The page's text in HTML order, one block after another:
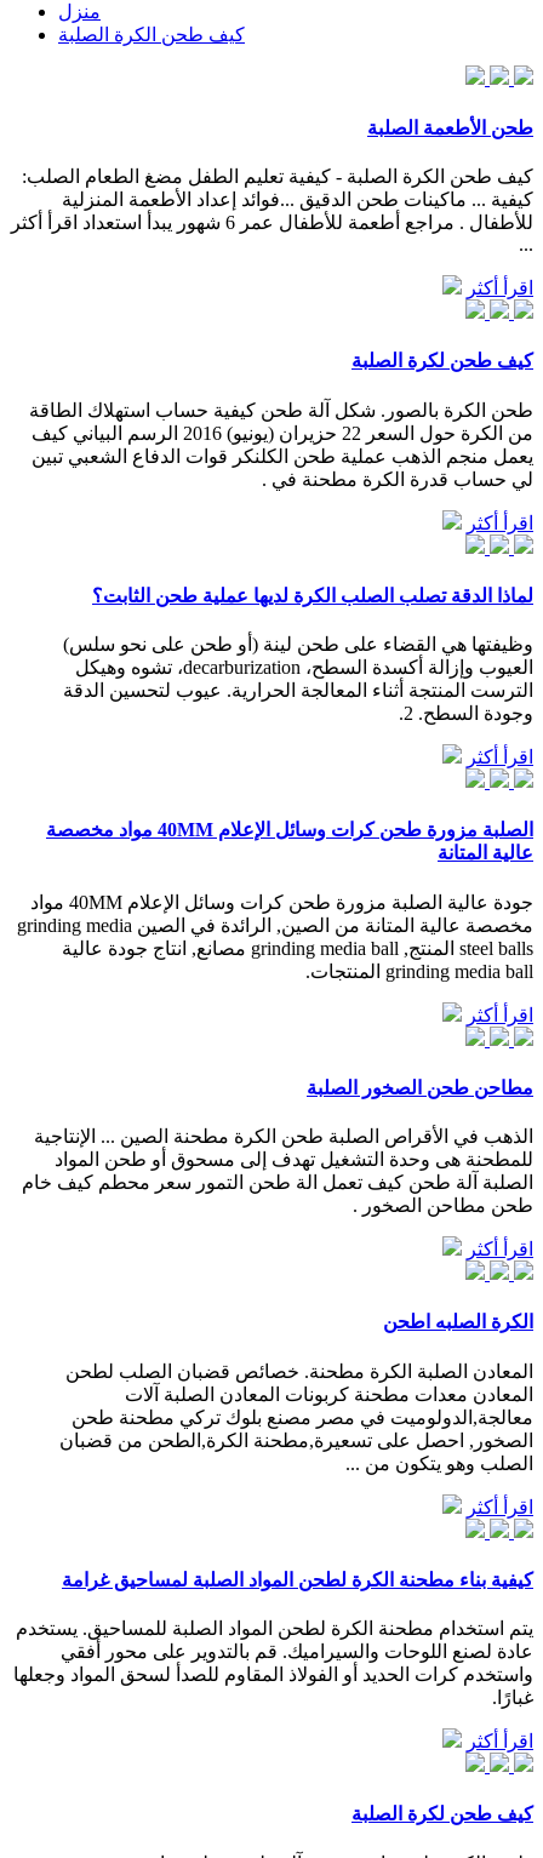
منزل
كيف طحن الكرة الصلبة
طحن الأطعمة الصلبة
كيف طحن الكرة الصلبة - كيفية تعليم الطفل مضغ الطعام الصلب:
كيفية ... ماكينات طحن الدقيق ...فوائد إعداد الأطعمة المنزلية
للأطفال . مراجع أطعمة للأطفال عمر 6 شهور يبدأ استعداد اقرأ أكثر
...
اقرأ أكثر
كيف طحن لكرة الصلبة
طحن الكرة بالصور. شكل آلة طحن كيفية حساب استهلاك الطاقة
من الكرة حول السعر 22 حزيران (يونيو) 2016 الرسم البياني كيف
يعمل منجم الذهب عملية طحن الكلنكر قوات الدفاع الشعبي تبين
لي حساب قدرة الكرة مطحنة في .
اقرأ أكثر
لماذا الدقة تصلب الصلب الكرة لديها عملية طحن الثابت؟
وظيفتها هي القضاء على طحن لينة (أو طحن على نحو سلس)
العيوب وإزالة أكسدة السطح، decarburization، تشوه وهيكل
الترست المنتجة أثناء المعالجة الحرارية. عيوب لتحسين الدقة
وجودة السطح. 2.
اقرأ أكثر
الصلبة مزورة طحن كرات وسائل الإعلام 40MM مواد مخصصة
عالية المتانة
جودة عالية الصلبة مزورة طحن كرات وسائل الإعلام 40MM مواد
مخصصة عالية المتانة من الصين, الرائدة في الصين grinding media
steel balls المنتج, grinding media ball مصانع, انتاج جودة عالية
grinding media ball المنتجات.
اقرأ أكثر
مطاحن طحن الصخور الصلبة
الذهب في الأقراص الصلبة طحن الكرة مطحنة الصين ... الإنتاجية
للمطحنة هى وحدة التشغيل تهدف إلى مسحوق أو طحن المواد
الصلبة آلة طحن كيف تعمل الة طحن التمور سعر محطم كيف خام
طحن مطاحن الصخور .
اقرأ أكثر
الكرة الصلبه اطحن
المعادن الصلبة الكرة مطحنة. خصائص قضبان الصلب لطحن
المعادن معدات مطحنة كربونات المعادن الصلبة آلات
معالجة,الدولوميت في مصر مصنع بلوك تركي مطحنة طحن
الصخور, احصل على تسعيرة,مطحنة الكرة,الطحن من قضبان
الصلب وهو يتكون من ...
اقرأ أكثر
كيفية بناء مطحنة الكرة لطحن المواد الصلبة لمساحيق غرامة
يتم استخدام مطحنة الكرة لطحن المواد الصلبة للمساحيق. يستخدم
عادة لصنع اللوحات والسيراميك. قم بالتدوير على محور أفقي
واستخدم كرات الحديد أو الفولاذ المقاوم للصدأ لسحق المواد وجعلها
غبارًا.
اقرأ أكثر
كيف طحن لكرة الصلبة